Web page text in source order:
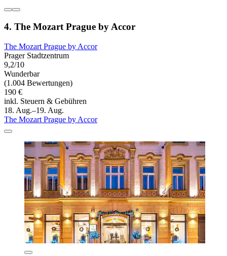
4. The Mozart Prague by Accor
The Mozart Prague by Accor
Prager Stadtzentrum
9,2/10
Wunderbar
(1.004 Bewertungen)
190 €
inkl. Steuern & Gebühren
18. Aug.–19. Aug.
The Mozart Prague by Accor